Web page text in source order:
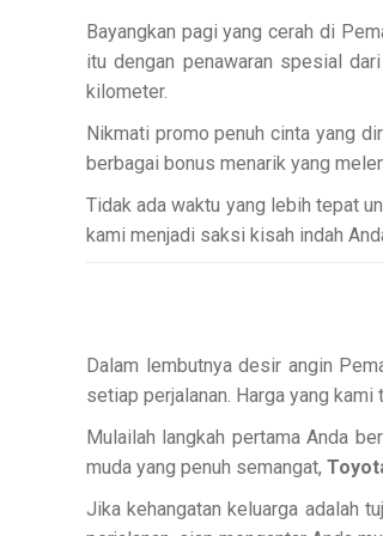
Bayangkan pagi yang cerah di
itu dengan penawaran spesial
kilometer.
Nikmati promo penuh cinta yang
berbagai bonus menarik yang
Tidak ada waktu yang lebih tepat
kami menjadi saksi kisah indah
Dalam lembutnya desir angin
setiap perjalanan. Harga yang kami
Mulailah langkah pertama Anda
muda yang penuh semangat,
Jika kehangatan keluarga adalah